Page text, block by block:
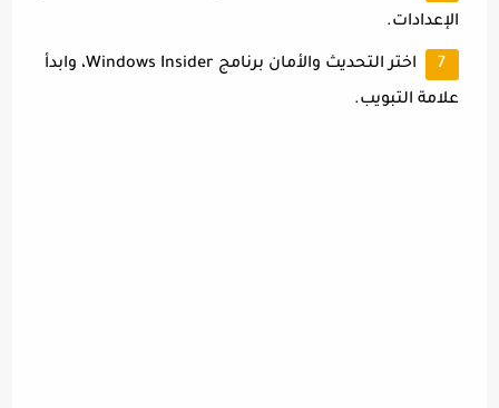
الإعدادات.
اختر التحديث والأمان برنامج Windows Insider، وابدأ
علامة التبويب.